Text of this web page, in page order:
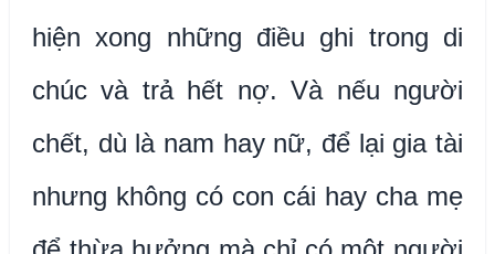
hiện xong những điều ghi trong di
chúc và trả hết nợ. Và nếu người
chết, dù là nam hay nữ, để lại gia tài
nhưng không có con cái hay cha mẹ